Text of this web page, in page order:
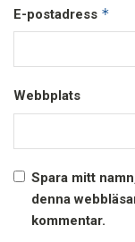
E-postadress *
Webbplats
Spara mitt
denna
kommentar.